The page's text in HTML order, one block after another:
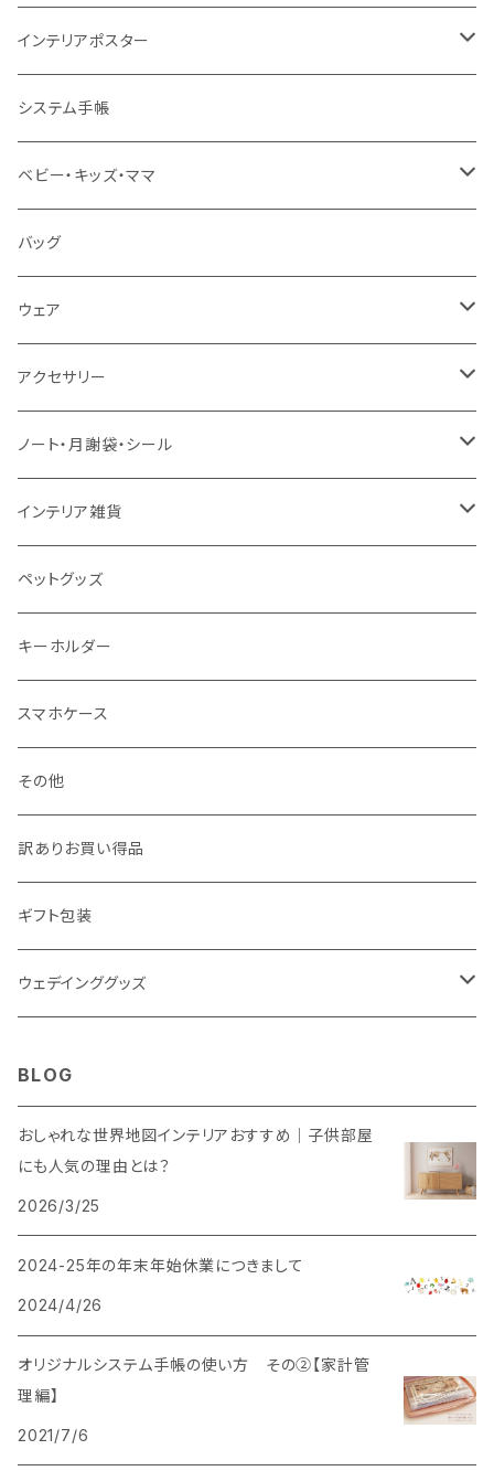
知育ポスター
地図・国旗
言葉（ひらがな・カタカナ・英語）
知育下敷き
知育グッズ
インテリアポスター
A3サイズ
A4サイズ
オーダー（A3・B3・A2・40×50・B2・50×70）
30＊40 / B3
40＊50 / A2
システム手帳
ベビー・キッズ・ママ
ベビー食器
お食事スタイ・ビブ
おもちゃ・木製
カー用品
バッグ・エコバッグ
バッグ
ウェア
エプロン
アクセサリー
ピンバッジ
ネックレス
ジュエリーポーチ
ノート・月謝袋・シール
ノート
シール・ステッカー
月謝袋・封筒
インテリア雑貨
ドアステッカー
しおり
クリスマス雑貨
ペットグッズ
キーホルダー
スマホケース
その他
訳ありお買い得品
ギフト包装
ウェデインググッズ
BLOG
おしゃれな世界地図インテリアおすすめ｜子供部屋
にも人気の理由とは？
2026/3/25
2024-25年の年末年始休業につきまして
2024/4/26
オリジナルシステム手帳の使い方 その②【家計管
理編】
2021/7/6